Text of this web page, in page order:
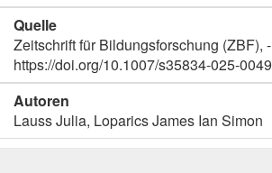
Quelle
Zeitschrift für Bildungsforschung (ZBF),
https://doi.org/10.1007/s35834-025-
Autoren
Lauss Julia, Loparics James Ian Simon